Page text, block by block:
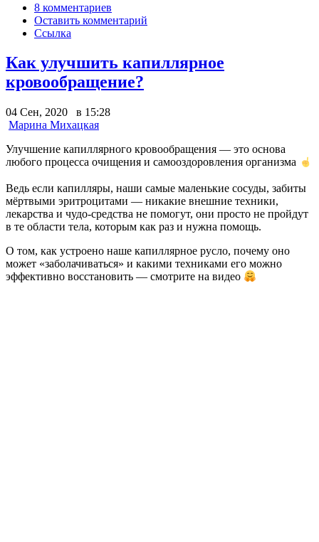
8 комментариев
Оставить комментарий
Ссылка
Как улучшить капиллярное
кровообращение?
04 Сен, 2020 в 15:28
Марина Михацкая
Улучшение капиллярного кровообращения — это основа
любого процесса очищения и самооздоровления организма
Ведь если капилляры, наши самые маленькие сосуды, забиты
мёртвыми эритроцитами — никакие внешние техники,
лекарства и чудо-средства не помогут, они просто не пройдут
в те области тела, которым как раз и нужна помощь.
О том, как устроено наше капиллярное русло, почему оно
может «заболачиваться» и какими техниками его можно
эффективно восстановить — смотрите на видео